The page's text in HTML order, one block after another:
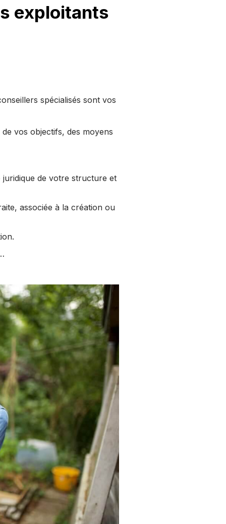
exploitants
spécialisés sont vos
vos objectifs, des moyens
de votre structure et
associée à la création ou